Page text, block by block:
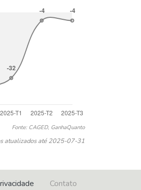
Fonte: CAGED, GanhaQuanto
atualizados até 2025-07-31
Contato